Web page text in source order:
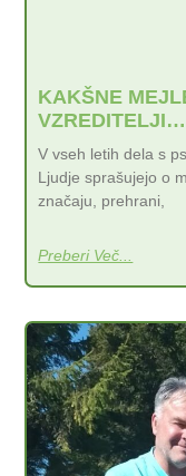
KAKŠNE
VZREDITELJI…
V vseh letih dela s
Ljudje sprašujejo o
značaju, prehrani,
Preberi Več...